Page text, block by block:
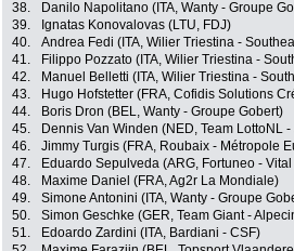
38.
Danilo Napolitano (ITA, Wanty - Groupe
39.
Ignatas Konovalovas (LTU, FDJ)
40.
Andrea Fedi (ITA, Wilier Triestina -
41.
Filippo Pozzato (ITA, Wilier Triestina -
42.
Manuel Belletti (ITA, Wilier Triestina -
43.
Hugo Hofstetter (FRA, Cofidis Solutions
44.
Boris Dron (BEL, Wanty - Groupe Gobert)
45.
Dennis Van Winden (NED, Team LottoNL
46.
Jimmy Turgis (FRA, Roubaix - Métropole
47.
Eduardo Sepulveda (ARG, Fortuneo -
48.
Maxime Daniel (FRA, Ag2r La Mondiale)
49.
Simone Antonini (ITA, Wanty - Groupe
50.
Simon Geschke (GER, Team Giant -
51.
Edoardo Zardini (ITA, Bardiani - CSF)